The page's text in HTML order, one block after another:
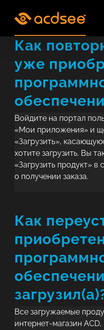
Как
уже
Войдите на портал
«Мои приложения» и
«Загрузить»,
хотите загрузить. Вы
«Загрузить продукт»
о получении заказа.
Как
Все загружаемые
интернет-магазин